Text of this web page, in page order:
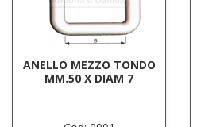
ANELLO MEZZO TONDO
MM.50 X DIAM 7